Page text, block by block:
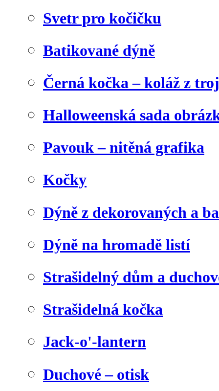
Svetr pro kočičku
Batikované dýně
Černá kočka – koláž z
Halloweenská sada
Pavouk – nitěná grafika
Kočky
Dýně z dekorovaných a
Dýně na hromadě listí
Strašidelný dům a
Strašidelná kočka
Jack-o'-lantern
Duchové – otisk